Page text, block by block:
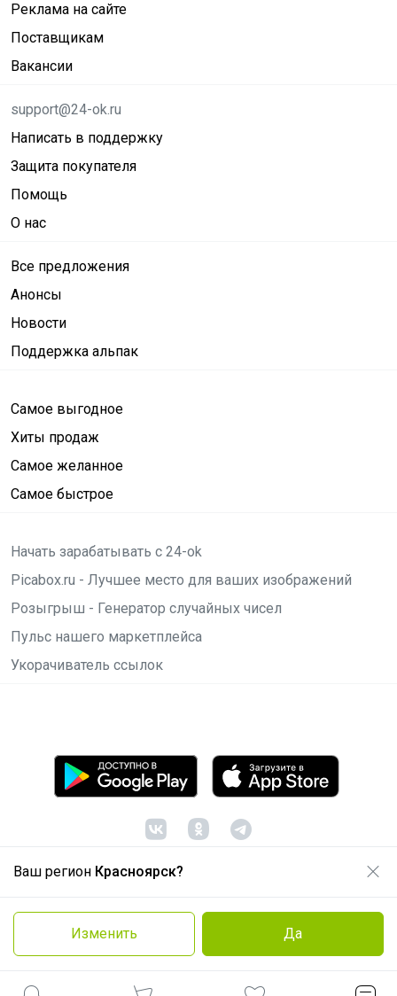
Ваш регион Красноярск?
Изменить Да
Реклама на сайте
Поставщикам
Вакансии
support@24-ok.ru
Написать в поддержку
Защита покупателя
Помощь
О нас
Все предложения
Анонсы
Новости
Поддержка альпак
Самое выгодное
Хиты продаж
Самое желанное
Самое быстрое
Начать зарабатывать с 24-ok
Picabox.ru - Лучшее место для ваших изображений
Розыгрыш - Генератор случайных чисел
Пульс нашего маркетплейса
Укорачиватель ссылок
© ООО "Лявита", ОГРН 1122468054070, 2012 -2026
Политика конфиденциальности
Cоглашение пользователя